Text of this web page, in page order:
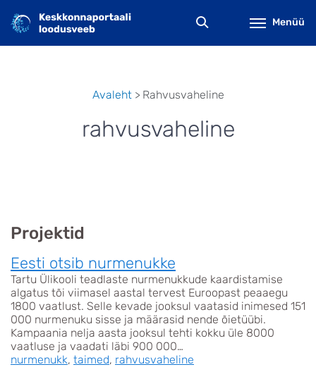
edasi
põhisisu
juurde
Menüü
Avaleht Rahvusvaheline
rahvusvaheline
Projektid
Eesti otsib nurmenukke
Tartu Ülikooli teadlaste nurmenukkude kaardistamise
algatus tõi viimasel aastal tervest Euroopast peaaegu
1800 vaatlust. Selle kevade jooksul vaatasid inimesed 151
000 nurmenuku sisse ja määrasid nende õietüübi.
Kampaania nelja aasta jooksul tehti kokku üle 8000
vaatluse ja vaadati läbi 900 000…
nurmenukk, taimed, rahvusvaheline